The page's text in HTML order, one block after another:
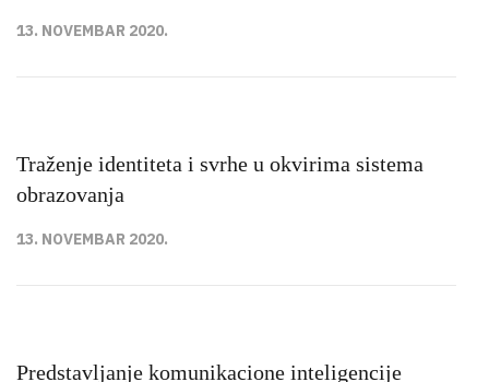
13. NOVEMBAR 2020.
Traženje identiteta i svrhe u okvirima sistema
obrazovanja
13. NOVEMBAR 2020.
Predstavljanje komunikacione inteligencije